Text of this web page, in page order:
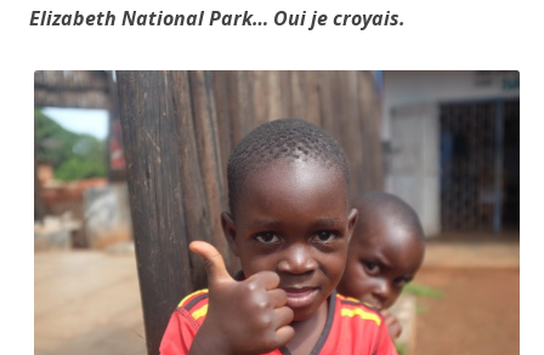
Elizabeth National Park… Oui je croyais.